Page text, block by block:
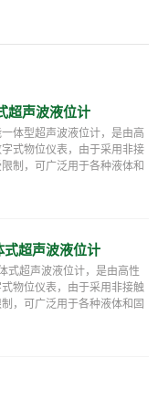
超声波液位计
体型超声波液位计，是由高
式物位仪表，由于采用非接
制，可广泛用于各种液体和
式超声波液位计
式超声波液位计，是由高性
物位仪表，由于采用非接触
，可广泛用于各种液体和固